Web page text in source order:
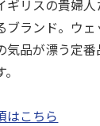
ギリスの貴婦
ブランド。ウ
気品が漂う定
はこちら